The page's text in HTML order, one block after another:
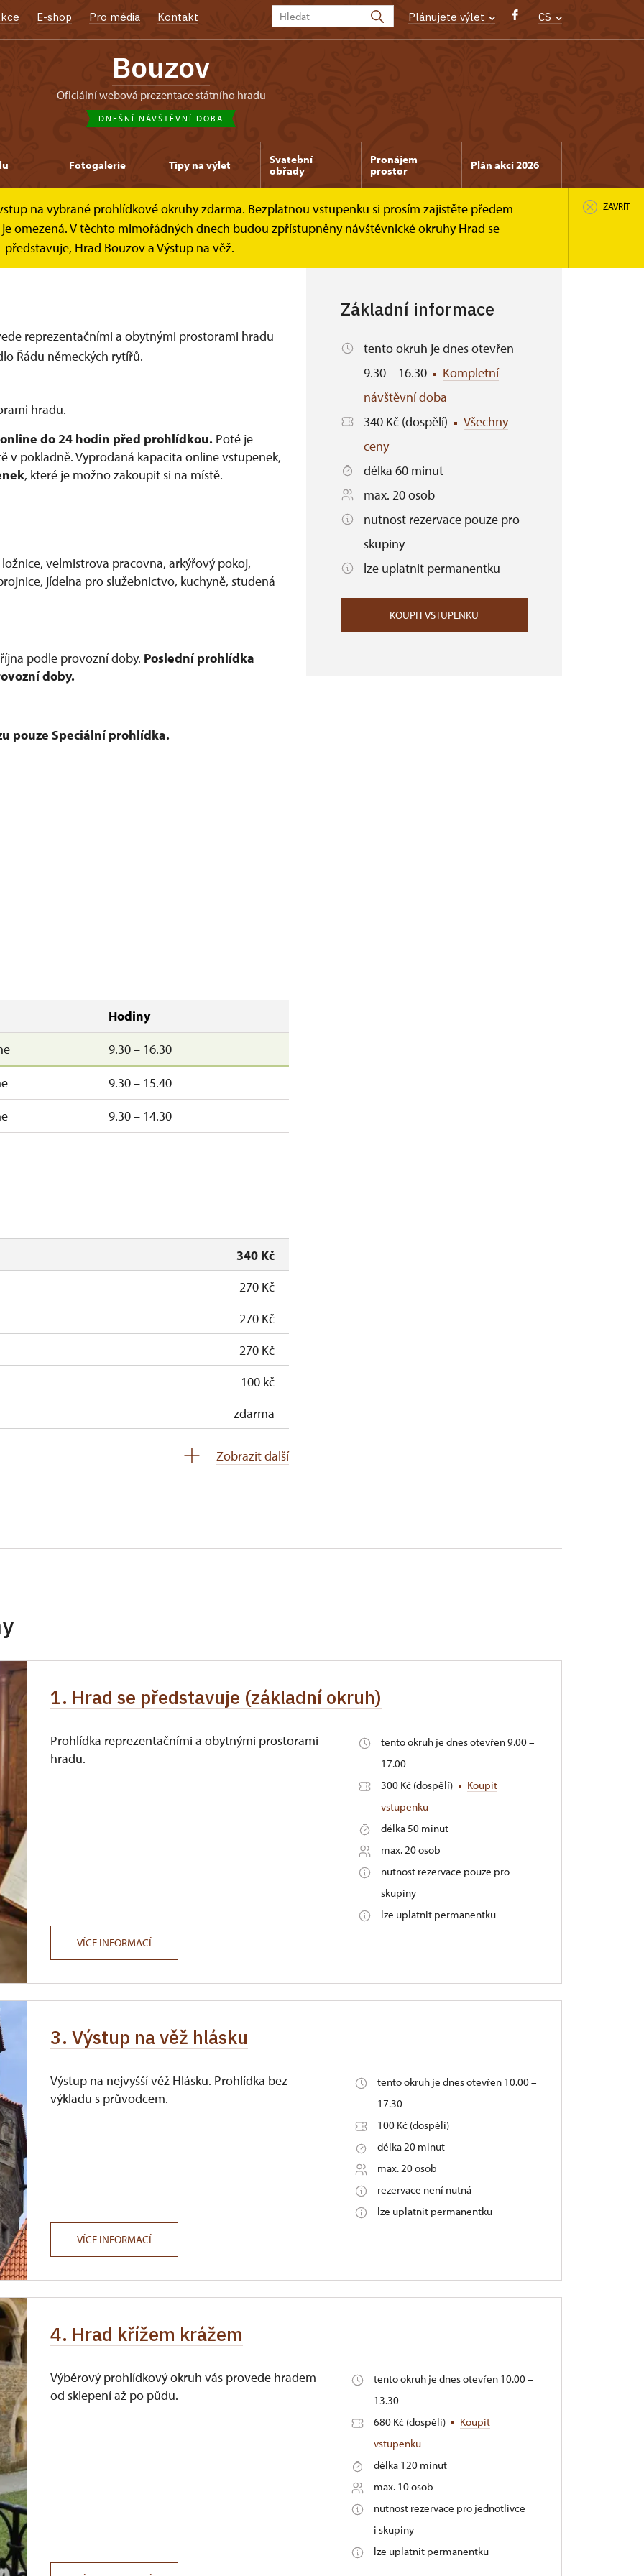
E-shop Pro média Kontakt Plánujete výlet CS
Bouzov
oficiální webová prezentace státního hradu
DNEŠNÍ NÁVŠTĚVNÍ DOBA
Fotogalerie Tipy na výlet
Svatební
obřady
Pronájem
prostor
Plán akcí 2026
na vybrané prohlídkové okruhy zdarma. Bezplatnou vstupenku si prosím zajistěte předem
omezená. V těchto mimořádných dnech budou zpřístupněny návštěvnické okruhy Hrad se
představuje, Hrad Bouzov a Výstup na věž.
ZAVŘÍT
okruhy Hrad Bouzov
reprezentačními a obytnými prostorami hradu
Řádu německých rytířů.
hradu.
do 24 hodin před prohlídkou. Poté je
v pokladně. Vyprodaná kapacita online vstupenek,
, které je možno zakoupit si na místě.
velmistrova pracovna, arkýřový pokoj,
jídelna pro služebnictvo, kuchyně, studená
podle provozní doby. Poslední prohlídka
doby.
pouze Speciální prohlídka.
Hodiny
9.30 – 16.30
9.30 – 15.40
9.30 – 14.30
340 Kč
270 Kč
270 Kč
270 Kč
100 kč
zdarma
zdarma
zdarma
Zobrazit další
Základní informace
tento okruh je dnes otevřen
9.30 – 16.30
Kompletní
návštěvní doba
340 Kč (dospělí)
Všechny
ceny
délka 60 minut
max. 20 osob
nutnost rezervace pouze pro
skupiny
lze uplatnit permanentku
KOUPIT VSTUPENKU
1. Hrad se představuje (základní okruh)
Prohlídka reprezentačními a obytnými prostorami
hradu.
tento okruh je dnes otevřen 9.00 –
17.00
300 Kč (dospělí)
Koupit
vstupenku
délka 50 minut
max. 20 osob
nutnost rezervace pouze pro
skupiny
lze uplatnit permanentku
VÍCE INFORMACÍ
3. Výstup na věž hlásku
Výstup na nejvyšší věž Hlásku. Prohlídka bez
výkladu s průvodcem.
tento okruh je dnes otevřen 10.00 –
17.30
100 Kč (dospělí)
délka 20 minut
max. 20 osob
rezervace není nutná
lze uplatnit permanentku
VÍCE INFORMACÍ
4. Hrad křížem krážem
Výběrový prohlídkový okruh vás provede hradem
od sklepení až po půdu.
tento okruh je dnes otevřen 10.00 –
13.30
680 Kč (dospělí)
Koupit
vstupenku
délka 120 minut
max. 10 osob
nutnost rezervace pro jednotlivce
i skupiny
lze uplatnit permanentku